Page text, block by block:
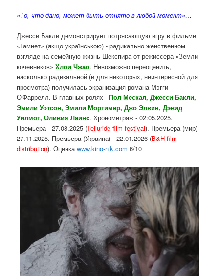
«То, что дано, может быть отнято в любой момент»…
Джесси Бакли демонстрирует потрясающую игру в фильме
«Гамнет» (якщо українською) - радикально женственном
взгляде на семейную жизнь Шекспира от режиссера «Земли
кочевников»Хлои Чжао. Невозможно переоценить,
насколько радикальной (и для некоторых, неинтересной для
просмотра) получилась экранизация романа Мэгги
О'Фаррелл. В главных ролях -Пол Мескал, Джесси Бакли,
Эмили Уотсон, Эмили Мортимер, Джо Элвин, Дэвид
Уилмот, Оливия Лайнс. Хронометраж - 02:05.2025.
Премьера - 27.08.2025 (Telluride film festival). Премьера (мир) -
27.11.2025. Премьера (Украина) - 22.01.2026 (B&H film
distribution). Оценкаwww.kino-nik.com 6/10